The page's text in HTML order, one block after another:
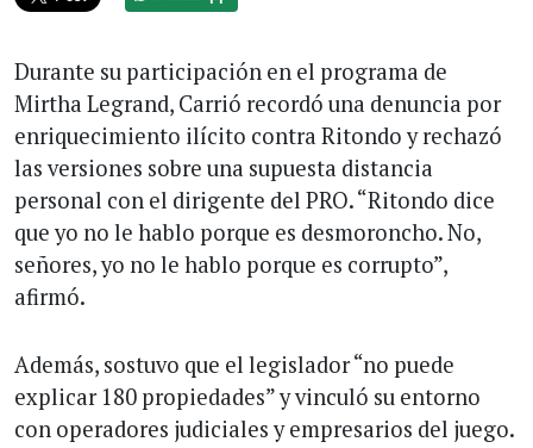
Durante su participación en el programa de
Mirtha Legrand, Carrió recordó una denuncia por
enriquecimiento ilícito contra Ritondo y rechazó
las versiones sobre una supuesta distancia
personal con el dirigente del PRO. “Ritondo dice
que yo no le hablo porque es desmoroncho. No,
señores, yo no le hablo porque es corrupto”,
afirmó.
Además, sostuvo que el legislador “no puede
explicar 180 propiedades” y vinculó su entorno
con operadores judiciales y empresarios del juego.